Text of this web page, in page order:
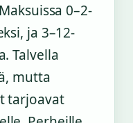
0–2-
ja 3–12-
Talvella
mutta
tarjoavat